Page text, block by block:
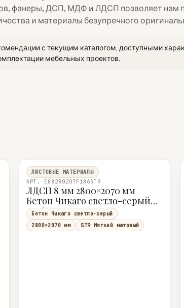
фанеры, ДСП, МДФ и ЛДСП позволяет нам
и материалы безупречного
с текущим каталогом, доступными
мебельных проектов.
ЛИСТОВЫЕ МАТЕРИАЛЫ
АРТ. EG8280207F186ST9
ЛДСП 8 мм 2800×2070 мм
Бетон Чикаго светло-серый
F186 ST9 8 Egger
Бетон Чикаго светло-серый
2800×2070 мм
ST9 Мягкий матовый